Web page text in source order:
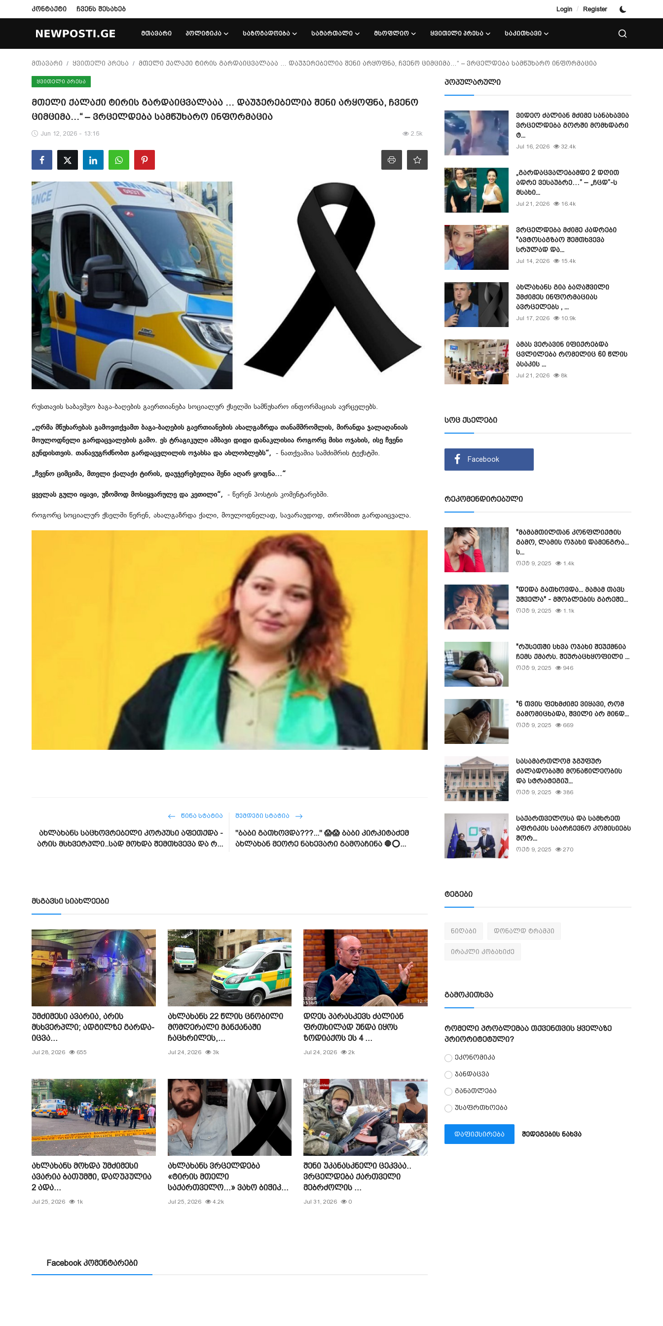
კონტაქტი ჩვენს შესახებ Login / Register
ᲛᲗᲐᲕᲐᲠᲘ ᲞᲝᲚᲘᲢᲘᲙᲐ ᲡᲐᲖᲝᲒᲐᲓᲝᲔᲑᲐ ᲡᲐᲛᲐᲠᲗᲐᲚᲘ ᲛᲡᲝᲤᲚᲘᲝ ᲧᲕᲘᲗᲔᲚᲘ ᲞᲠᲔᲡᲐ ᲡᲐᲙᲘᲗᲮᲐᲕᲘ
მთავარი
პოლიტიკა
კონტაქტი
საზოგადოება
სამართალი
ჩვენს შესახებ
მსოფლიო
ყვითელი პრესა
საკითხავი
მთავარი ყვითელი პრესა მთელი ქალაქი ტირის გარდაიცვალააა … დაუჯერებელია შენი არყოფნა, ჩვენო ციმციმა…“ – ვრცელდება სამწუხარო ინფორმაცია
ᲧᲕᲘᲗᲔᲚᲘ ᲞᲠᲔᲡᲐ
მთელი ქალაქი ტირის გარდაიცვალააა … დაუჯერებელია შენი არყოფნა, ჩვენო
ციმციმა…“ – ვრცელდება სამწუხარო ინფორმაცია
Jun 12, 2026 - 13:16 2.5k
რუსთავის საბავშვო ბაგა-ბაღების გაერთიანება სოციალურ ქსელში სამწუხარო ინფორმაციას ავრცელებს.
„ღრმა მწუხარებას გამოვთქვამთ ბაგა-ბაღების გაერთიანების ახალგაზრდა თანამშრომლის, მირანდა ჯალაღანიას
მოულოდნელი გარდაცვალების გამო. ეს ტრაგიკული ამბავი დიდი დანაკლისია როგორც მისი ოჯახის, ისე ჩვენი
გუნდისთვის. თანავუგრძნობთ გარდაცვლილის ოჯახსა და ახლობლებს“, - ნათქვამია სამძიმრის ტექსტში.
„ჩვენო ციმციმა, მთელი ქალაქი ტირის, დაუჯერებელია შენი აღარ ყოფნა...“
ყველას გული იყავი, უზომოდ მოსიყვარულე და კეთილი“, - წერენ პოსტის კომენტარებში.
როგორც სოციალურ ქსელში წერენ, ახალგაზრდა ქალი, მოულოდნელად, სავარაუდოდ, თრომბით გარდაიცვალა.
ᲬᲘᲜᲐ ᲡᲢᲐᲢᲘᲐ
ახლახანს საცხოვრებელი კორპუსი აფეთქდა -
არის მსხვერპლი..სად მოხდა შემთხვევა და რ...
ᲨᲔᲛᲓᲔᲒᲘ ᲡᲢᲐᲢᲘᲐ
"ბაბი გათხოვდა???..." 😱😱 ბაბი კირკიტაძემ
ახლახან მეორე ნახევარი გამოაჩინა 🛑⭕...
მსგავსი სიახლეები
უმძიმესი ავარია, არის
მსხვერპლი; ად­გილ­ზე გარ­და­
იც­ვა...
Jul 28, 2026 655
ახლახანს 22 წლის ცნობილი
მომღერალი მანქანაში
ჩაცხრილეს,...
Jul 24, 2026 3k
დღეს პარასკევს ძალიან
ფრთხილად უნდა იყოს
ზოდიაქოს ეს 4 ...
Jul 24, 2026 2k
ახლახანს მოხდა უმძიმესი
ავარია ბათუმში, დაღუპულია
2 ადა...
Jul 25, 2026 1k
ახლახანს ვრცელდება
«ტირის მთელი
საქართველო…» ვახო ბიჭიკ...
Jul 25, 2026 4.2k
შენი უკანასკნელი ცეკვაა..
ვრცელდება ქართველი
მებრძოლის ...
Jul 31, 2026 0
Facebook კომენტარები
პოპულარული
ვიდეო ძალიან მძიმე სანახავია
ვრცელდება გორში მომხდარი
ტ...
Jul 16, 2026 32.4k
„გარდაცვალებამდე 2 დღით
ადრე ვესაუბრე…” – „ჩცდ”-ს
მსახი...
Jul 21, 2026 16.4k
ვრცელდება მძიმე კადრები
"ავტოსაგზაო შემთხვევა
სრულად და...
Jul 14, 2026 15.4k
ახლახანს გია ბაღაშვილი
უმძიმეს ინფორმაციას
ავრცელებს , ...
Jul 17, 2026 10.9k
ამას ვერავინ იფიქრებდა
ცვლილება რომელიც 60 წლის
ასაკის ...
Jul 21, 2026 8k
სოც ქსელები
Facebook
რეკომენდირებული
"მამამთილთან კონფლიქტის
გამო, ლამის ოჯახი დამენგრა...
ს...
ოქტ 9, 2025 1.4k
"დედა გათხოვდა... მამამ თავს
უშველა" - მშობლების გარეშე...
ოქტ 9, 2025 1.1k
"რუსეთში სხვა ოჯახი შეუქმნია
ჩემს ქმარს. შეურაცხყოფილი ...
ოქტ 9, 2025 946
"6 თვის ფეხმძიმე ვიყავი, რომ
გამომიცხადა, შვილი არ მინდ...
ოქტ 9, 2025 669
სასამართლომ ჯგუფურ
ძალადობაში მონაწილეობის
და სტრატეგიუ...
ოქტ 9, 2025 386
საქართველოსა და სამხრეთ
აფრიკის საარჩევნო კომისიებს
შორ...
ოქტ 9, 2025 270
ტეგები
ნიღაბი დონალდ ტრამპი
ირაკლი კობახიძე
გამოკითხვა
რომელი პრობლემაა თქვენთვის ყველაზე
პრიორიტეტული?
ეკონომიკა
ჯანდაცვა
განათლება
უსაფრთხოება
დაფიქსირება შედეგების ნახვა